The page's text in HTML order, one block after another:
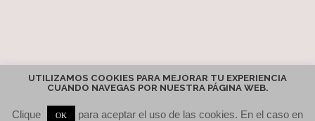
UTILIZAMOS COOKIES PARA MEJORAR TU EXPERIENCIA
CUANDO NAVEGAS POR NUESTRA PÁGINA WEB.
Clique OK para aceptar el uso de las cookies. En el caso en